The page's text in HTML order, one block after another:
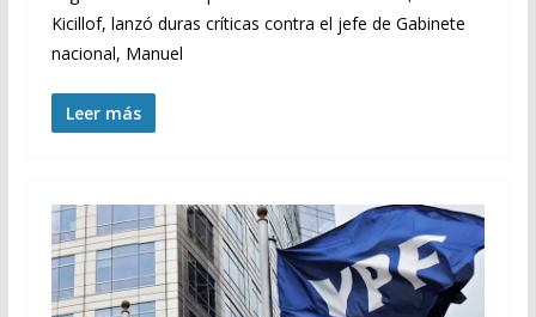
Kicillof, lanzó duras críticas contra el jefe de Gabinete
nacional, Manuel
Leer más